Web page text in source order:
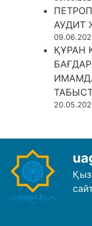
АУДИТ
ҚҰРАН